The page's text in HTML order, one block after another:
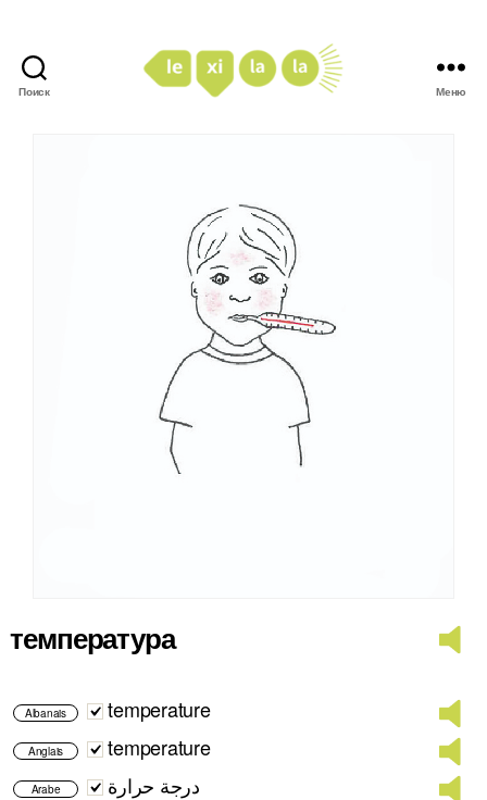
Поиск Меню
температура
Albanais temperature
Anglais temperature
Arabe درجة حرارة